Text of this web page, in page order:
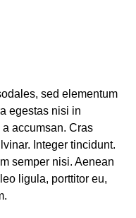
sed elementum
egestas nisi in
accumsan. Cras
Integer tincidunt.
semper nisi. Aenean
ligula, porttitor eu,